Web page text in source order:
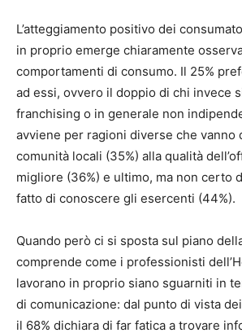
L’atteggiamento positivo dei
in proprio emerge chiaramente
comportamenti di consumo. Il 25%
ad essi, ovvero il doppio di chi invece
franchising o in generale non
avviene per ragioni diverse che vanno
comunità locali (35%) alla qualità
migliore (36%) e ultimo, ma non certo
fatto di conoscere gli esercenti (44%).
Quando però ci si sposta sul piano
comprende come i professionisti
lavorano in proprio siano sguarniti in
di comunicazione: dal punto di vista
il 68% dichiara di far fatica a trovare